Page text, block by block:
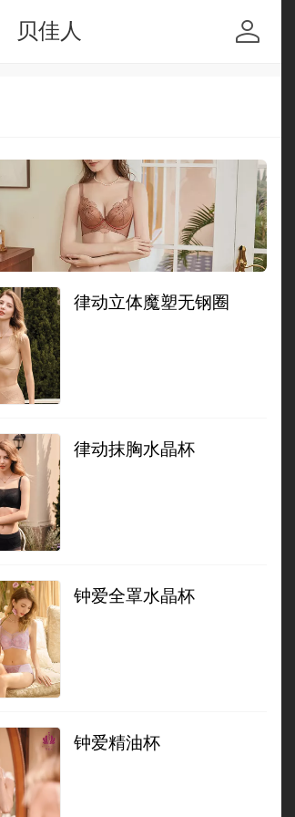
贝佳人
律动立体魔塑无钢圈
律动抹胸水晶杯
钟爱全罩水晶杯
钟爱精油杯